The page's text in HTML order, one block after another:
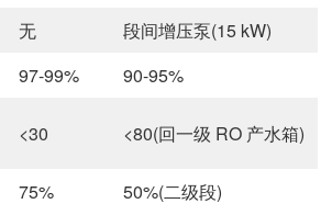
无
段间增压泵(15 kW)
97-99%
90-95%
<30 <80(回一级 RO 产水箱)
75% 50%(二级段)